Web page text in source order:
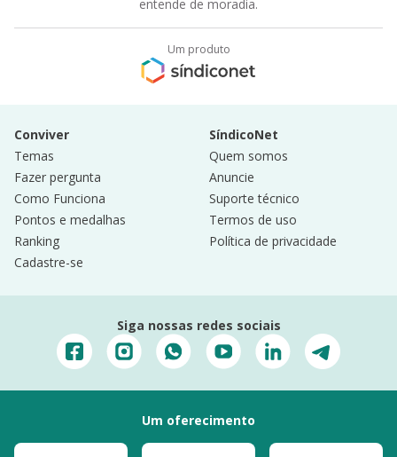
entende de moradia.
Um produto
Conviver
Temas
Fazer pergunta
Como Funciona
Pontos e medalhas
Ranking
Cadastre-se
SíndicoNet
Quem somos
Anuncie
Suporte técnico
Termos de uso
Política de privacidade
Siga nossas redes sociais
Um oferecimento